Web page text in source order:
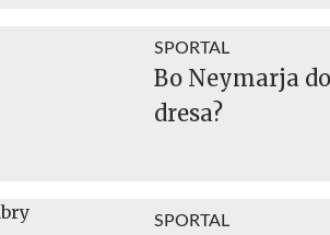
SPORTAL
Bo Neymarja
dresa?
SPORTAL